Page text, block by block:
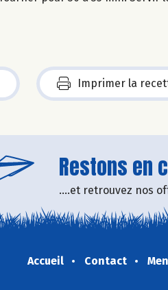
Imprimer la
Restons en
....et retrouvez nos
Accueil Contact